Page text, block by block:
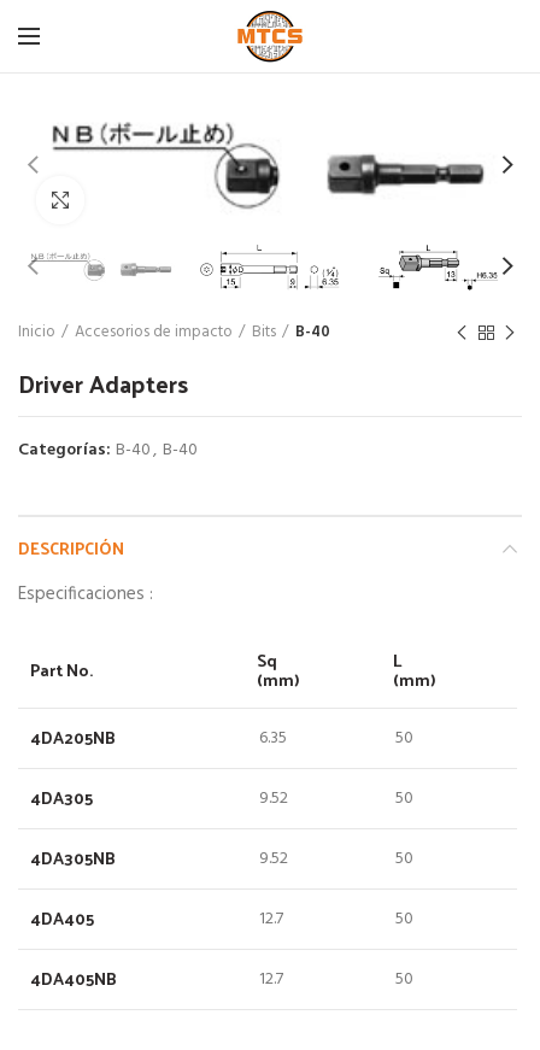
Click para agrandar
Inicio Accesorios de impacto Bits B-40
Driver Adapters
Categorías: B-40, B-40
DESCRIPCIÓN
Especificaciones :
Part No. Sq
(mm)
L
(mm)
4DA205NB
6.35 50
4DA305 9.52 50
4DA305NB 9.52 50
4DA405 12.7 50
4DA405NB 12.7 50